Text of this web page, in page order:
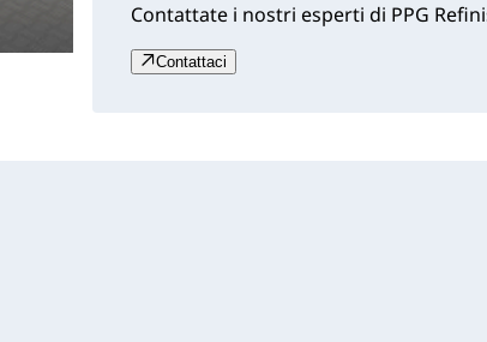
Contattate i nostri esperti di PPG
Contattaci